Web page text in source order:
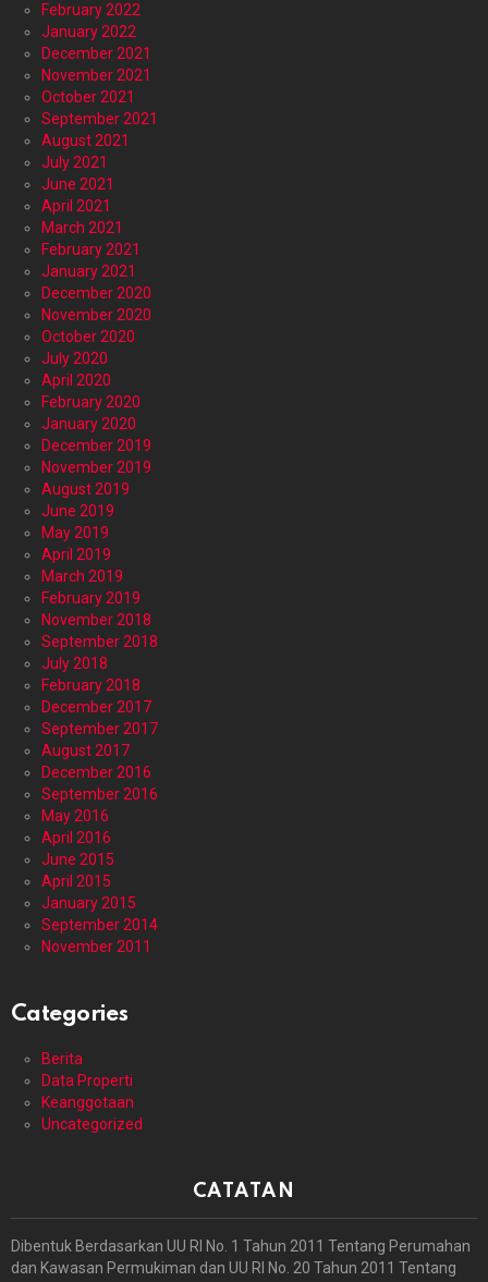
February 2022
January 2022
December 2021
November 2021
October 2021
September 2021
August 2021
July 2021
June 2021
April 2021
March 2021
February 2021
January 2021
December 2020
November 2020
October 2020
July 2020
April 2020
February 2020
January 2020
December 2019
November 2019
August 2019
June 2019
May 2019
April 2019
March 2019
February 2019
November 2018
September 2018
July 2018
February 2018
December 2017
September 2017
August 2017
December 2016
September 2016
May 2016
April 2016
June 2015
April 2015
January 2015
September 2014
November 2011
Categories
Berita
Data Properti
Keanggotaan
Uncategorized
CATATAN
Dibentuk Berdasarkan UU RI No. 1 Tahun 2011 Tentang Perumahan
dan Kawasan Permukiman dan UU RI No. 20 Tahun 2011 Tentang